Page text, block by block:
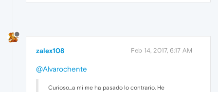
zalex108 Feb 14, 2017, 6:17 AM
@Alvarochente
Curioso...a mi me ha pasado lo contrario. He